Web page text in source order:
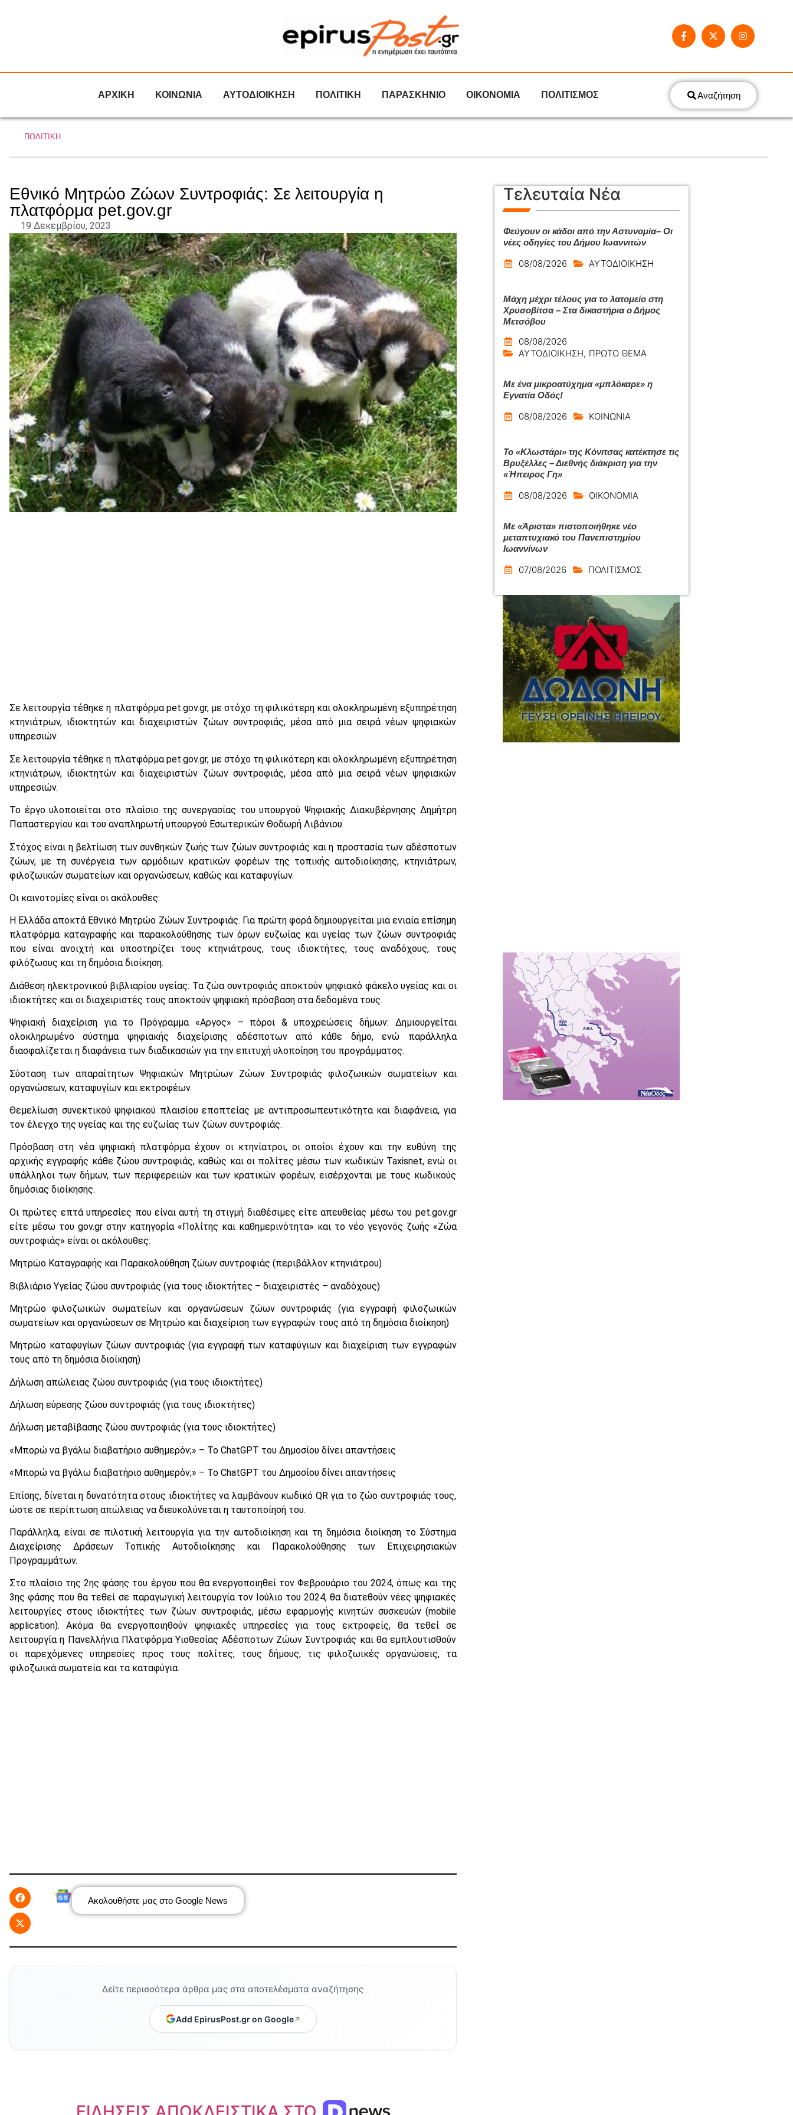
ΑΡΧΙΚΗ ΚΟΙΝΩΝΙΑ ΑΥΤΟΔΙΟΙΚΗΣΗ ΠΟΛΙΤΙΚΗ ΠΑΡΑΣΚΗΝΙΟ ΟΙΚΟΝΟΜΙΑ ΠΟΛΙΤΙΣΜΟΣ Αναζήτηση
ΠΟΛΙΤΙΚΗ
Εθνικό Μητρώο Ζώων Συντροφιάς: Σε λειτουργία η
πλατφόρμα pet.gov.gr
19 Δεκεμβρίου, 2023
Σε λειτουργία τέθηκε η πλατφόρμα pet.gov.gr, με στόχο τη φιλικότερη και ολοκληρωμένη εξυπηρέτηση
κτηνιάτρων, ιδιοκτητών και διαχειριστών ζώων συντροφιάς, μέσα από μια σειρά νέων ψηφιακών
υπηρεσιών.
Σε λειτουργία τέθηκε η πλατφόρμα pet.gov.gr, με στόχο τη φιλικότερη και ολοκληρωμένη εξυπηρέτηση
κτηνιάτρων, ιδιοκτητών και διαχειριστών ζώων συντροφιάς, μέσα από μια σειρά νέων ψηφιακών
υπηρεσιών.
Το έργο υλοποιείται στο πλαίσιο της συνεργασίας του υπουργού Ψηφιακής Διακυβέρνησης Δημήτρη
Παπαστεργίου και του αναπληρωτή υπουργού Εσωτερικών Θοδωρή Λιβάνιου.
Στόχος είναι η βελτίωση των συνθηκών ζωής των ζώων συντροφιάς και η προστασία των αδέσποτων
ζώων, με τη συνέργεια των αρμόδιων κρατικών φορέων της τοπικής αυτοδιοίκησης, κτηνιάτρων,
φιλοζωικών σωματείων και οργανώσεων, καθώς και καταφυγίων.
Οι καινοτομίες είναι οι ακόλουθες:
Η Ελλάδα αποκτά Εθνικό Μητρώο Ζώων Συντροφιάς. Για πρώτη φορά δημιουργείται μια ενιαία επίσημη
πλατφόρμα καταγραφής και παρακολούθησης των όρων ευζωίας και υγείας των ζώων συντροφιάς
που είναι ανοιχτή και υποστηρίζει τους κτηνιάτρους, τους ιδιοκτήτες, τους αναδόχους, τους
φιλόζωους και τη δημόσια διοίκηση.
Διάθεση ηλεκτρονικού βιβλιαρίου υγείας: Τα ζώα συντροφιάς αποκτούν ψηφιακό φάκελο υγείας και οι
ιδιοκτήτες και οι διαχειριστές τους αποκτούν ψηφιακή πρόσβαση στα δεδομένα τους.
Ψηφιακή διαχείριση για το Πρόγραμμα «Αργος» – πόροι & υποχρεώσεις δήμων: Δημιουργείται
ολοκληρωμένο σύστημα ψηφιακής διαχείρισης αδέσποτων από κάθε δήμο, ενώ παράλληλα
διασφαλίζεται η διαφάνεια των διαδικασιών για την επιτυχή υλοποίηση του προγράμματος.
Σύσταση των απαραίτητων Ψηφιακών Μητρώων Ζώων Συντροφιάς φιλοζωικών σωματείων και
οργανώσεων, καταφυγίων και εκτροφέων.
Θεμελίωση συνεκτικού ψηφιακού πλαισίου εποπτείας με αντιπροσωπευτικότητα και διαφάνεια, για
τον έλεγχο της υγείας και της ευζωίας των ζώων συντροφιάς.
Πρόσβαση στη νέα ψηφιακή πλατφόρμα έχουν οι κτηνίατροι, οι οποίοι έχουν και την ευθύνη της
αρχικής εγγραφής κάθε ζώου συντροφιάς, καθώς και οι πολίτες μέσω των κωδικών Taxisnet, ενώ οι
υπάλληλοι των δήμων, των περιφερειών και των κρατικών φορέων, εισέρχονται με τους κωδικούς
δημόσιας διοίκησης.
Οι πρώτες επτά υπηρεσίες που είναι αυτή τη στιγμή διαθέσιμες είτε απευθείας μέσω του pet.gov.gr
είτε μέσω του gov.gr στην κατηγορία «Πολίτης και καθημερινότητα» και το νέο γεγονός ζωής «Ζώα
συντροφιάς» είναι οι ακόλουθες:
Μητρώο Καταγραφής και Παρακολούθηση ζώων συντροφιάς (περιβάλλον κτηνιάτρου)
Βιβλιάριο Υγείας ζώου συντροφιάς (για τους ιδιοκτήτες – διαχειριστές – αναδόχους)
Μητρώο φιλοζωικών σωματείων και οργανώσεων ζώων συντροφιάς (για εγγραφή φιλοζωικών
σωματείων και οργανώσεων σε Μητρώο και διαχείριση των εγγραφών τους από τη δημόσια διοίκηση)
Μητρώο καταφυγίων ζώων συντροφιάς (για εγγραφή των καταφύγιων και διαχείριση των εγγραφών
τους από τη δημόσια διοίκηση)
Δήλωση απώλειας ζώου συντροφιάς (για τους ιδιοκτήτες)
Δήλωση εύρεσης ζώου συντροφιάς (για τους ιδιοκτήτες)
Δήλωση μεταβίβασης ζώου συντροφιάς (για τους ιδιοκτήτες)
«Μπορώ να βγάλω διαβατήριο αυθημερόν;» – Το ChatGPT του Δημοσίου δίνει απαντήσεις
«Μπορώ να βγάλω διαβατήριο αυθημερόν;» – Το ChatGPT του Δημοσίου δίνει απαντήσεις
Επίσης, δίνεται η δυνατότητα στους ιδιοκτήτες να λαμβάνουν κωδικό QR για το ζώο συντροφιάς τους,
ώστε σε περίπτωση απώλειας να διευκολύνεται η ταυτοποίησή του.
Παράλληλα, είναι σε πιλοτική λειτουργία για την αυτοδιοίκηση και τη δημόσια διοίκηση το Σύστημα
Διαχείρισης Δράσεων Τοπικής Αυτοδιοίκησης και Παρακολούθησης των Επιχειρησιακών
Προγραμμάτων.
Στο πλαίσιο της 2ης φάσης του έργου που θα ενεργοποιηθεί τον Φεβρουάριο του 2024, όπως και της
3ης φάσης που θα τεθεί σε παραγωγική λειτουργία τον Ιούλιο του 2024, θα διατεθούν νέες ψηφιακές
λειτουργίες στους ιδιοκτήτες των ζώων συντροφιάς, μέσω εφαρμογής κινητών συσκευών (mobile
application). Ακόμα θα ενεργοποιηθούν ψηφιακές υπηρεσίες για τους εκτροφείς, θα τεθεί σε
λειτουργία η Πανελλήνια Πλατφόρμα Υιοθεσίας Αδέσποτων Ζώων Συντροφιάς και θα εμπλουτισθούν
οι παρεχόμενες υπηρεσίες προς τους πολίτες, τους δήμους, τις φιλοζωικές οργανώσεις, τα
φιλοζωικά σωματεία και τα καταφύγια.
Ακολουθήστε μας στο Google News
Δείτε περισσότερα άρθρα μας στα αποτελέσματα αναζήτησης
Add EpirusPost.gr on Google
Dnews.gr
Τελευταία Νέα
Φεύγουν οι κάδοι από την Αστυνομία– Οι
νέες οδηγίες του Δήμου Ιωαννιτών
08/08/2026 ΑΥΤΟΔΙΟΙΚΗΣΗ
Μάχη μέχρι τέλους για το λατομείο στη
Χρυσοβίτσα – Στα δικαστήρια ο Δήμος
Μετσόβου
08/08/2026
ΑΥΤΟΔΙΟΙΚΗΣΗ, ΠΡΩΤΟ ΘΕΜΑ
Με ένα μικροατύχημα «μπλόκαρε» η
Εγνατία Οδός!
08/08/2026 ΚΟΙΝΩΝΙΑ
Το «Κλωστάρι» της Κόνιτσας κατέκτησε τις
Βρυξέλλες – Διεθνής διάκριση για την
«Ήπειρος Γη»
08/08/2026 ΟΙΚΟΝΟΜΙΑ
Με «Άριστα» πιστοποιήθηκε νέο
μεταπτυχιακό του Πανεπιστημίου
Ιωαννίνων
07/08/2026 ΠΟΛΙΤΙΣΜΟΣ